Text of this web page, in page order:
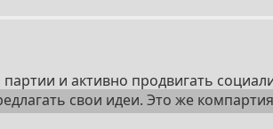
и активно продвигать
свои идеи. Это же